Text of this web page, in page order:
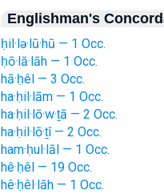
Englishman's
ḥil·lə·lū·hū — 1 Occ.
ḥō·lă·lāh — 1 Occ.
hā·ḥêl — 3 Occ.
ha·ḥil·lām — 1 Occ.
ha·ḥil·lō·w·ṯā — 2 Occ.
ha·ḥil·lō·ṯî — 2 Occ.
ham·ḥul·lāl — 1 Occ.
hê·ḥêl — 19 Occ.
hê·ḥêl·lāh — 1 Occ.